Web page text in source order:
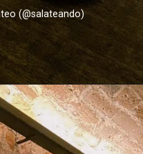
(@salateando)